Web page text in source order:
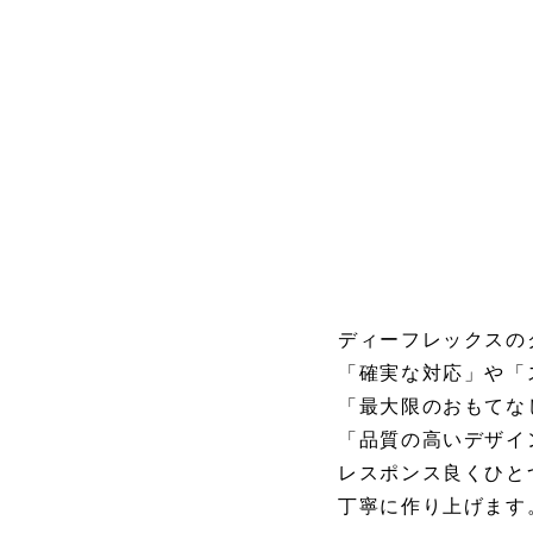
ディーフレックス
「確実な対応」や
「最大限のおもて
「品質の高いデザ
レスポンス良くひ
丁寧に作り上げます